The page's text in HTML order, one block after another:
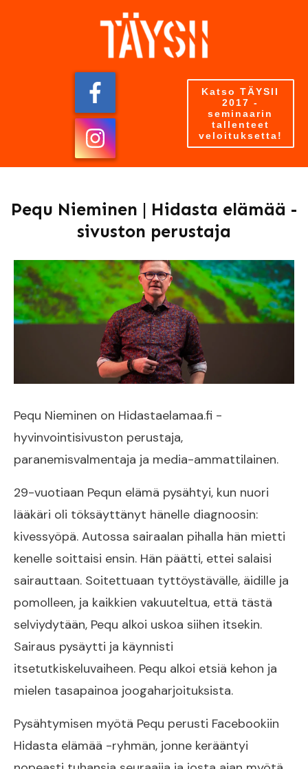
Katso TÄYSII
2017 -
seminaarin
tallenteet
veloituksetta!
Pequ Nieminen | Hidasta elämää -
sivuston perustaja
Pequ Nieminen on Hidastaelamaa.fi -
hyvinvointisivuston perustaja,
paranemisvalmentaja ja media-ammattilainen.
29-vuotiaan Pequn elämä pysähtyi, kun nuori
lääkäri oli töksäyttänyt hänelle diagnoosin:
kivessyöpä. Autossa sairaalan pihalla hän mietti
kenelle soittaisi ensin. Hän päätti, ettei salaisi
sairauttaan. Soitettuaan tyttöystävälle, äidille ja
pomolleen, ja kaikkien vakuuteltua, että tästä
selviydytään, Pequ alkoi uskoa siihen itsekin.
Sairaus pysäytti ja käynnisti
itsetutkiskeluvaiheen. Pequ alkoi etsiä kehon ja
mielen tasapainoa joogaharjoituksista.
Pysähtymisen myötä Pequ perusti Facebookiin
Hidasta elämää -ryhmän, jonne kerääntyi